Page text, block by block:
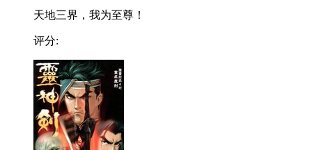
天地三界，我为至尊！
评分: